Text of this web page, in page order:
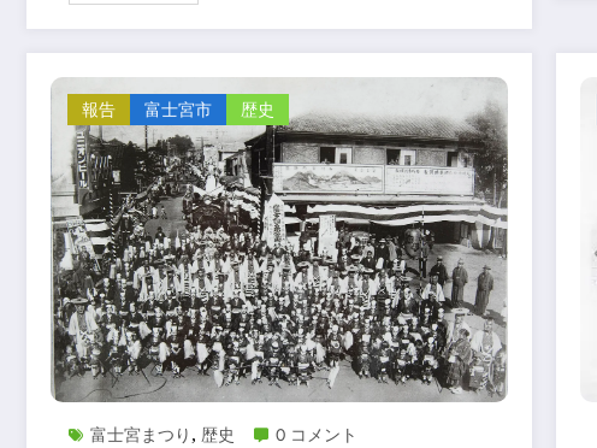
報告 富士宮市 歴史
富士宮まつり , 歴史 0 コメント